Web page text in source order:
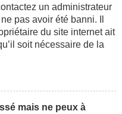
un administrateur
pas avoir été banni. Il
du site internet ait
soit nécessaire de la
mais ne peux à